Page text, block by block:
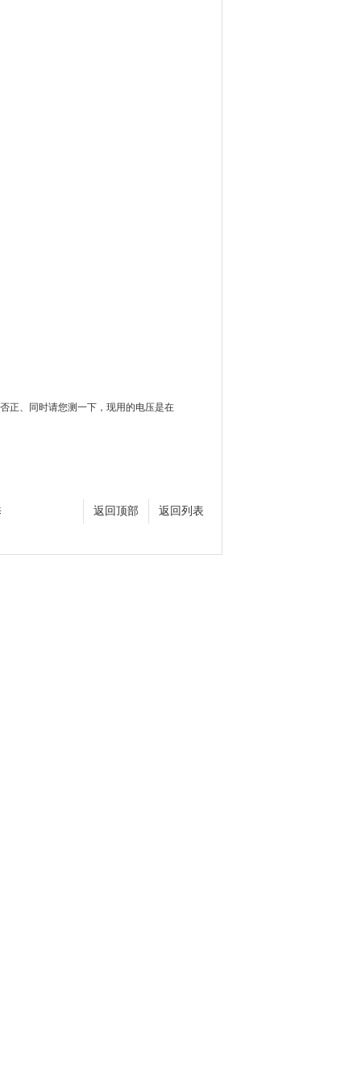
、同时请您测一下，现用的电压是在
返回列表
返回顶部